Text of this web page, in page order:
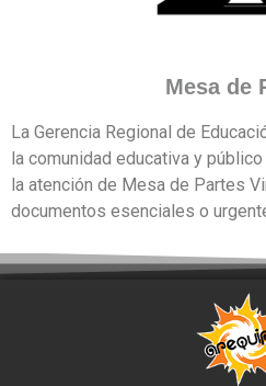
Mesa de
La Gerencia Regional de
la comunidad educativa y
la atención de Mesa de Partes
documentos esenciales o